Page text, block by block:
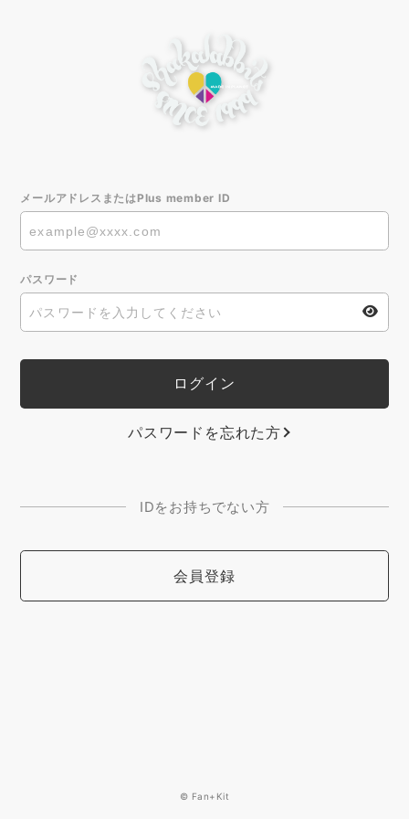
メールアドレスまたはPlus member ID
パスワード
パスワードを忘れた方
IDをお持ちでない方
会員登録
© Fan+Kit